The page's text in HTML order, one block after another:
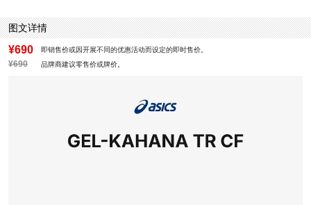
图文详情
¥690 即销售价或因开展不同的优惠活动而设定的即时售价。
¥690 品牌商建议零售价或牌价。